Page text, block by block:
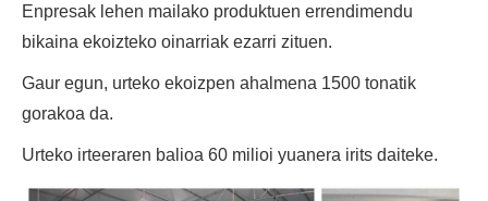
Enpresak lehen mailako produktuen errendimendu
bikaina ekoizteko oinarriak ezarri zituen.
Gaur egun, urteko ekoizpen ahalmena 1500 tonatik
gorakoa da.
Urteko irteeraren balioa 60 milioi yuanera irits daiteke.